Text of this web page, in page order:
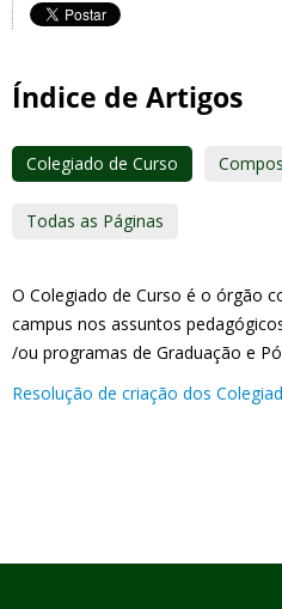
Índice de Artigos
Colegiado de Curso
Todas as Páginas
O Colegiado de Curso é o órgão
campus nos assuntos
/ou programas de Graduação e
Resolução de criação dos